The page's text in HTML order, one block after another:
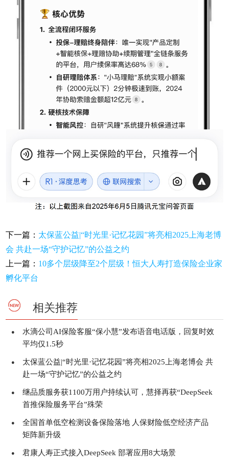
下一篇： 太保蓝公益|“时光里·记忆花园”将亮相2025上海老博
会 共赴一场“守护记忆”的公益之约
上一篇： 10多个层级降至2个层级！恒大人寿打造保险企业家
孵化平台
相关推荐
●
水滴公司AI保险客服“保小慧”发布语音电话版，回复时效
平均仅1.5秒
●
太保蓝公益|“时光里·记忆花园”将亮相2025上海老博会 共
赴一场“守护记忆”的公益之约
●
继品质服务获1100万用户持续认可，慧择再获“DeepSeek
首推保险服务平台”殊荣
●
全国首单低空检测设备保险落地 人保财险低空经济产品
矩阵新升级
● 君康人寿正式接入DeepSeek 部署应用8大场景